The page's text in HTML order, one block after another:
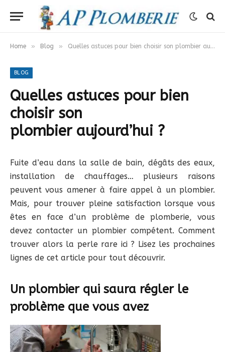
Home » Blog » Quelles astuces pour bien choisir son plombier aujourd’hui ?
BLOG
Quelles astuces pour bien
choisir son
plombier aujourd’hui ?
Fuite d’eau dans la salle de bain, dégâts des eaux,
installation de chauffages… plusieurs raisons
peuvent vous amener à faire appel à un plombier.
Mais, pour trouver pleine satisfaction lorsque vous
êtes en face d’un problème de plomberie, vous
devez contacter un plombier compétent. Comment
trouver alors la perle rare ici ? Lisez les prochaines
lignes de cet article pour tout découvrir.
Un plombier qui saura régler le
problème que vous avez